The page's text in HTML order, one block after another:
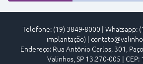
Telefone: (19) 3849-8000 | Whatsapp:
implantação) |
Endereço: Rua Antônio Carlos, 301,
Valinhos, SP 13.270-005 | CEP: